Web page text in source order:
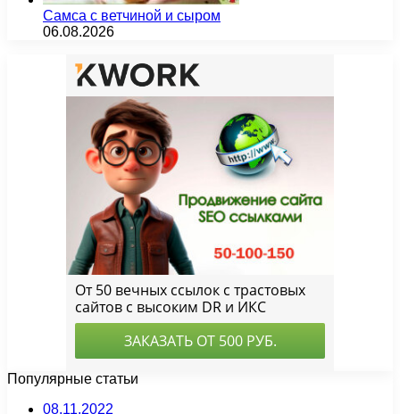
Самса с ветчиной и сыром
06.08.2026
Популярные статьи
08.11.2022